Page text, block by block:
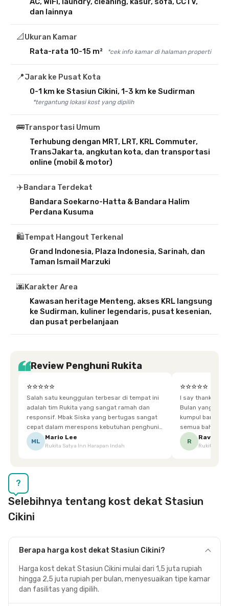
dan lainnya
📐 Ukuran Kamar
Rata-rata 10-15 m²
*cek info kamar di halaman properti
📍Jarak ke Pusat Kota
0-1 km ke Stasiun Cikini, 1-3 km ke Sudirman
*tergantung lokasi kost yang dipilih
🚌Transportasi Umum
Terhubung dengan MRT, LRT, KRL Commuter,
TransJakarta, angkutan kota, dan transportasi
online (mobil & motor)
✈️Bandara Terdekat
Bandara Soekarno-Hatta & Bandara Halim
Perdana Kusuma
🛍️Tempat Hangout Terkenal
Grand Indonesia, Plaza Indonesia, Sarinah, dan
Taman Ismail Marzuki
🌆Karakter Area
Kawasan heritage Menteng, akses KRL langsung
ke Sudirman, kuliner legendaris, pusat kesenian,
dan pusat perbelanjaan
Review Penghuni Rukita
⭐⭐⭐⭐⭐
Salah satu keunggulan terbesar di tempat ini
adalah tim Rukita yang sangat ramah dan
responsif. Mbak Siska yang bertugas sangat
cepat dalam merespons kebutuhan penghuni.
Ketika saya meminta keset karena sempat
terpeleset, permintaan tersebut langsung
ML
Mario Lee
Rukita Satya Inn Harapan Indah
⭐⭐⭐⭐⭐
I say thankyou
Bulan yang super happy! banyak
kumpul bareng
semua bahagia
mgkn saran dari air aja & kebersihan lebih di
R
Ravena
Rukita
?
Selebihnya tentang kost dekat Stasiun
Cikini
Berapa harga kost dekat Stasiun Cikini?
Harga kost dekat Stasiun Cikini mulai dari 1,5 juta rupiah
hingga 2,5 juta rupiah per bulan, menyesuaikan tipe kamar
dan fasilitas yang dipilih.